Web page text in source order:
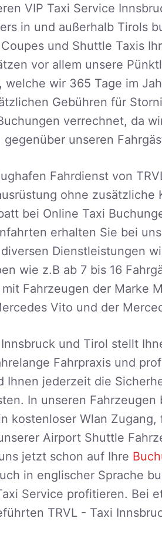
VIP Taxi Service
in und außerhalb Tirols
und Shuttle Taxis
vor allem unsere
welche wir 365 Tage im
Gebühren für
verrechnet, da
gegenüber unseren
Fahrdienst von
ohne zusätzliche
bei Online Taxi
erhalten Sie bei
Dienstleistungen
wie z.B ab 7 bis 16
Fahrzeugen der Marke
Vito und der
und Tirol stellt
Fahrpraxis und
Ihnen jederzeit die
In unseren Fahrzeugen
kostenloser Wlan
Airport Shuttle
jetzt schon auf Ihre
in englischer Sprache
Service profitieren. Bei
TRVL - Taxi